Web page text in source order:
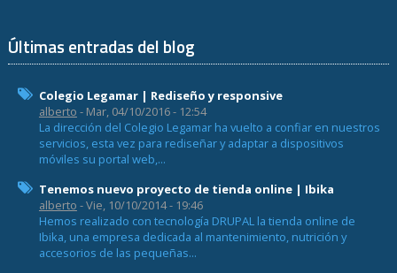
Últimas entradas del blog
Colegio Legamar | Rediseño y responsive
alberto - Mar, 04/10/2016 - 12:54
La dirección del Colegio Legamar ha vuelto a confiar en nuestros
servicios, esta vez para rediseñar y adaptar a dispositivos
móviles su portal web,...
Tenemos nuevo proyecto de tienda online | Ibika
alberto - Vie, 10/10/2014 - 19:46
Hemos realizado con tecnología DRUPAL la tienda online de
Ibika, una empresa dedicada al mantenimiento, nutrición y
accesorios de las pequeñas...